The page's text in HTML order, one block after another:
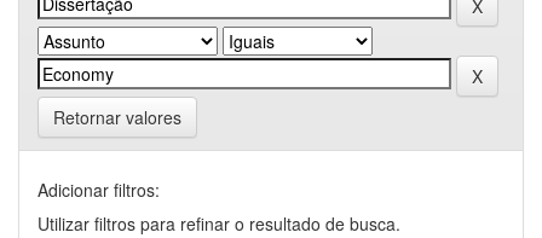
Retornar valores
Adicionar filtros:
Utilizar filtros para refinar o resultado de busca.